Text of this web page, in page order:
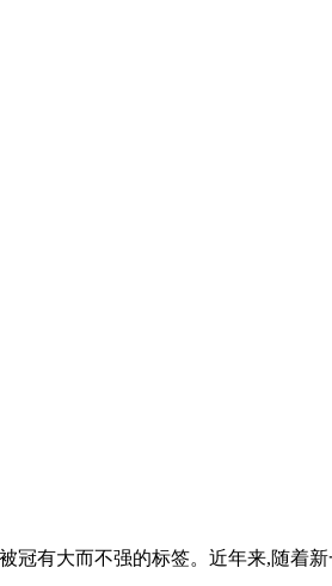
有大而不强的标签。近年来,随着